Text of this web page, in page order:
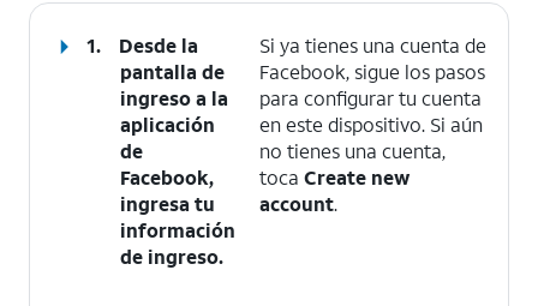
1.
Desde la
pantalla de
ingreso a la
aplicación
de
Facebook,
ingresa tu
información
de ingreso.
Si ya tienes una cuenta de
Facebook, sigue los pasos
para configurar tu cuenta
en este dispositivo. Si aún
no tienes una cuenta,
toca Create new
account.